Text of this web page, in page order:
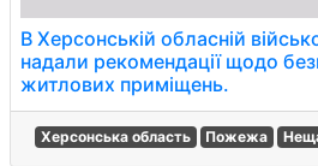
В Херсонській обласній
надали рекомендації щодо
житлових приміщень.
Херсонська область Пожежа